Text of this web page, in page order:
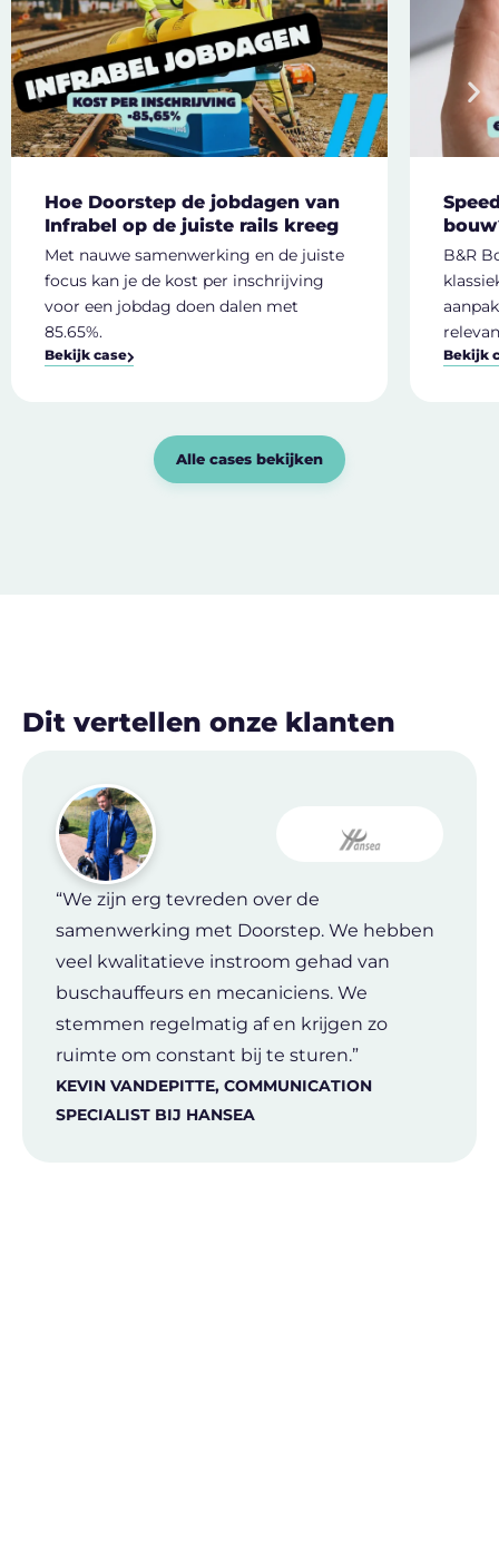
Hoe Doorstep de jobdagen van
Infrabel op de juiste rails kreeg
Met nauwe samenwerking en de juiste
focus kan je de kost per inschrijving
voor een jobdag doen dalen met
85.65%.
Bekijk case
B&R
Bekijk
Alle cases bekijken
Dit vertellen onze klanten
“We zijn erg tevreden over de
samenwerking met Doorstep. We hebben
veel kwalitatieve instroom gehad van
buschauffeurs en mecaniciens. We
stemmen regelmatig af en krijgen zo
ruimte om constant bij te sturen.”
KEVIN VANDEPITTE, COMMUNICATION
SPECIALIST BIJ HANSEA